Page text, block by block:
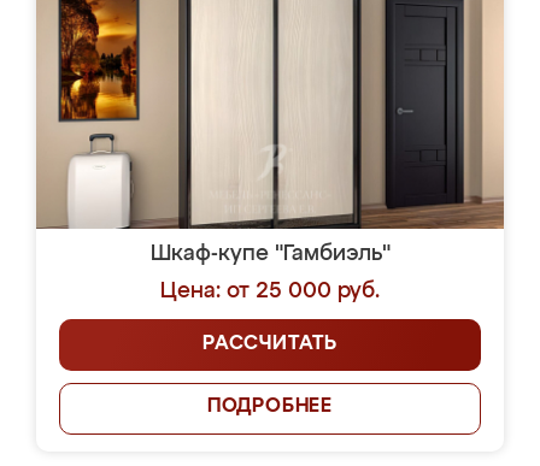
Шкаф-купе "Гамбиэль"
Цена: от 25 000 руб.
РАССЧИТАТЬ
ПОДРОБНЕЕ